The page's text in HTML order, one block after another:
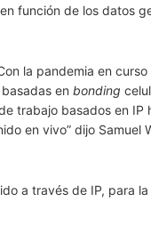
función de los datos
la pandemia en curso
en bonding
trabajo basados ​​en IP
en vivo” dijo Samuel
a través de IP, para